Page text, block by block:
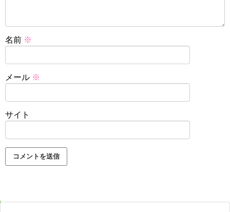
名前 ※
メール ※
サイト